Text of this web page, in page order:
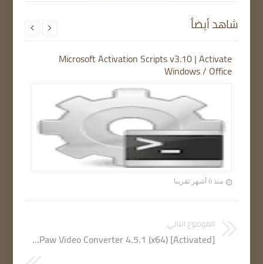
شاهد أيضاً
Microsoft Activation Scripts v3.10 | Activate
Windows / Office
منذ 6 أشهر تقريبا
 
الموضوع التالي
HitPaw Video Converter 4.5.1 (x64) [Activated]